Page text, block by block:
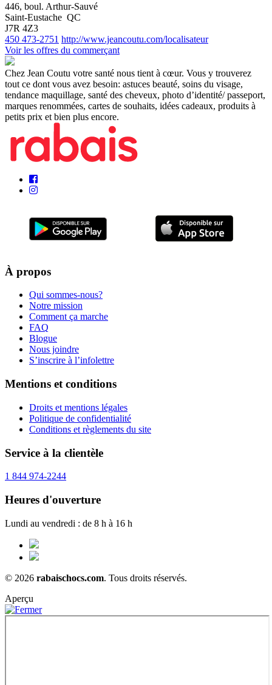
446, boul. Arthur-Sauvé
Saint-Eustache QC
J7R 4Z3
450 473-2751 http://www.jeancoutu.com/localisateur
Voir les offres du commerçant
Chez Jean Coutu votre santé nous tient à cœur. Vous y trouverez
tout ce dont vous avez besoin: astuces beauté, soins du visage,
tendance maquillage, santé des cheveux, photo d’identité/ passeport,
marques renommées, cartes de souhaits, idées cadeaux, produits à
petits prix et bien plus encore.
À propos
Qui sommes-nous?
Notre mission
Comment ça marche
FAQ
Blogue
Nous joindre
S’inscrire à l’infolettre
Mentions et conditions
Droits et mentions légales
Politique de confidentialité
Conditions et règlements du site
Service à la clientèle
1 844 974-2244
Heures d'ouverture
Lundi au vendredi : de 8 h à 16 h
© 2026 rabaischocs.com. Tous droits réservés.
Aperçu